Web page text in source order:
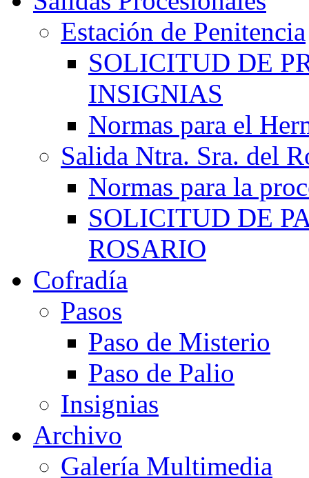
Estación de Penitencia
SOLICITUD DE
INSIGNIAS
Normas para el
Salida Ntra. Sra. del
Normas para la
SOLICITUD DE
ROSARIO
Cofradía
Pasos
Paso de Misterio
Paso de Palio
Insignias
Archivo
Galería Multimedia